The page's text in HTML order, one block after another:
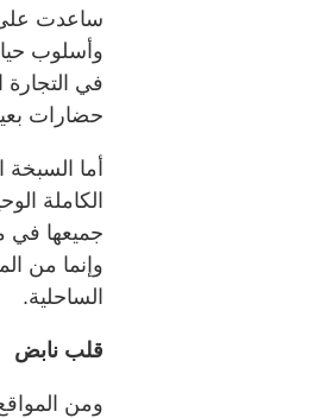
ساعدت على
وأسلوب
في التجارة
حضارات
أما
الكاملة
جميعها في
وإنما من
الساحلية.
قلب نابض
ومن